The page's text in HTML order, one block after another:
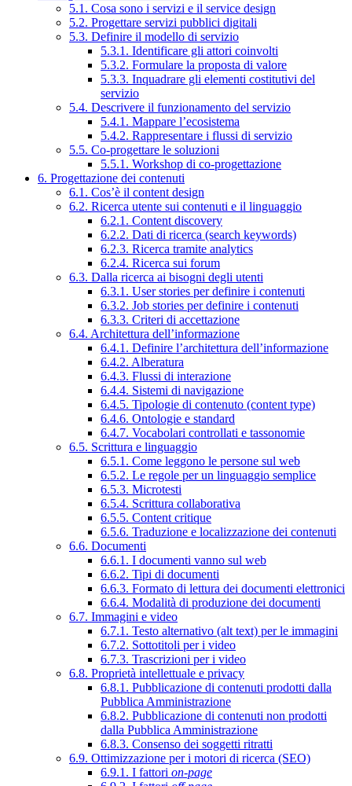
5.1. Cosa sono i servizi e il service design
5.2. Progettare servizi pubblici digitali
5.3. Definire il modello di servizio
5.3.1. Identificare gli attori coinvolti
5.3.2. Formulare la proposta di valore
5.3.3. Inquadrare gli elementi costitutivi del
servizio
5.4. Descrivere il funzionamento del servizio
5.4.1. Mappare l’ecosistema
5.4.2. Rappresentare i flussi di servizio
5.5. Co-progettare le soluzioni
5.5.1. Workshop di co-progettazione
6. Progettazione dei contenuti
6.1. Cos’è il content design
6.2. Ricerca utente sui contenuti e il linguaggio
6.2.1. Content discovery
6.2.2. Dati di ricerca (search keywords)
6.2.3. Ricerca tramite analytics
6.2.4. Ricerca sui forum
6.3. Dalla ricerca ai bisogni degli utenti
6.3.1. User stories per definire i contenuti
6.3.2. Job stories per definire i contenuti
6.3.3. Criteri di accettazione
6.4. Architettura dell’informazione
6.4.1. Definire l’architettura dell’informazione
6.4.2. Alberatura
6.4.3. Flussi di interazione
6.4.4. Sistemi di navigazione
6.4.5. Tipologie di contenuto (content type)
6.4.6. Ontologie e standard
6.4.7. Vocabolari controllati e tassonomie
6.5. Scrittura e linguaggio
6.5.1. Come leggono le persone sul web
6.5.2. Le regole per un linguaggio semplice
6.5.3. Microtesti
6.5.4. Scrittura collaborativa
6.5.5. Content critique
6.5.6. Traduzione e localizzazione dei contenuti
6.6. Documenti
6.6.1. I documenti vanno sul web
6.6.2. Tipi di documenti
6.6.3. Formato di lettura dei documenti elettronici
6.6.4. Modalità di produzione dei documenti
6.7. Immagini e video
6.7.1. Testo alternativo (alt text) per le immagini
6.7.2. Sottotitoli per i video
6.7.3. Trascrizioni per i video
6.8. Proprietà intellettuale e privacy
6.8.1. Pubblicazione di contenuti prodotti dalla
Pubblica Amministrazione
6.8.2. Pubblicazione di contenuti non prodotti
dalla Pubblica Amministrazione
6.8.3. Consenso dei soggetti ritratti
6.9. Ottimizzazione per i motori di ricerca (SEO)
6.9.1. I fattori on-page